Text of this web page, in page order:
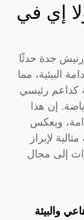
إي في
جدة حدثًا
البيئية، مما
كداعم رئيسي
إن هذا
ويعكس
لإبراز
إلى مجال
والبيئة